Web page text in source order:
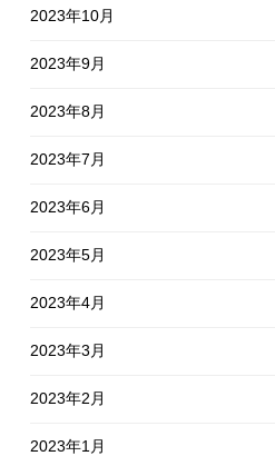
2023年10月
2023年9月
2023年8月
2023年7月
2023年6月
2023年5月
2023年4月
2023年3月
2023年2月
2023年1月